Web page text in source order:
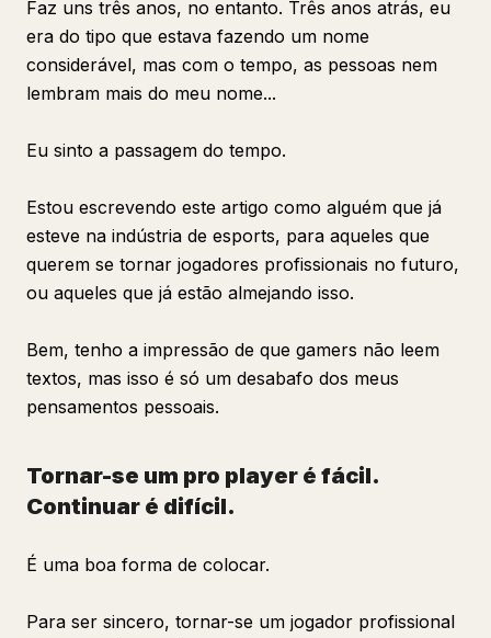
Faz uns três anos, no entanto. Três anos atrás, eu
era do tipo que estava fazendo um nome
considerável, mas com o tempo, as pessoas nem
lembram mais do meu nome...
Eu sinto a passagem do tempo.
Estou escrevendo este artigo como alguém que já
esteve na indústria de esports, para aqueles que
querem se tornar jogadores profissionais no futuro,
ou aqueles que já estão almejando isso.
Bem, tenho a impressão de que gamers não leem
textos, mas isso é só um desabafo dos meus
pensamentos pessoais.
Tornar-se um pro player é fácil.
Continuar é difícil.
É uma boa forma de colocar.
Para ser sincero, tornar-se um jogador profissional